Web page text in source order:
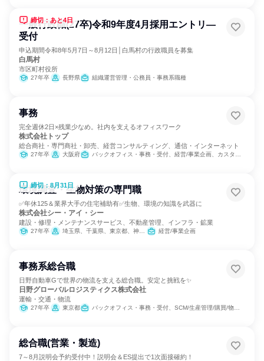
締切：あと4日
一般行政職(27卒)令和9年度4月採用エントリ―
受付
申込期間令和8年5月7日～8月12日│白馬村の行政職員を募集
白馬村
市区町村役所
27年卒 長野県 組織運営管理・公務員・事務系職種
事務
完全週休2日×残業少なめ。社内を支えるオフィスワーク
株式会社トップ
総合商社・専門商社・卸売、経営コンサルティング、通信・インターネット
27年卒 大阪府 バックオフィス・事務・受付、経営/事業企画、カスタマーサポート/コールセンター
締切：8月31日
環境調査・生物対策の専門職
✅年休125＆業界大手の住宅補助有✅生物、環境の知識を武器に
株式会社シー・アイ・シー
建設・修理・メンテナンスサービス、不動産管理、インフラ・鉱業
27年卒 埼玉県、千葉県、東京都、神奈川県、京都府、大阪府、兵庫県、奈良県、福岡県 経営/事業企画
事務系総合職
日野自動車Gで世界の物流を支える総合職。安定と挑戦を✨
日野グローバルロジスティクス株式会社
運輸・交通・物流
27年卒 東京都 バックオフィス・事務・受付、SCM/生産管理/購買/物流、人事、総務
総合職(営業・製造)
7～8月説明会予約受付中！説明会＆ES提出で1次面接確約！